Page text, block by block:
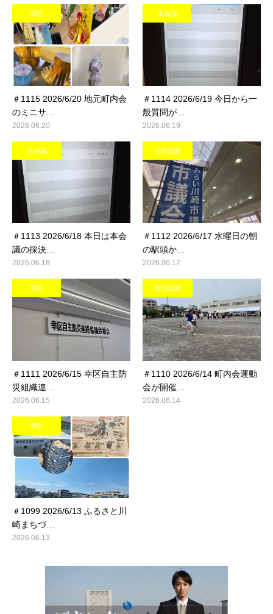
幸区
＃1115 2026/6/20 地元町内会
のミニサ…
2026.06.20
本会議
＃1114 2026/6/19 今日から一
般質問が…
2026.06.19
本会議
＃1113 2026/6/18 本日は本会
議の採決…
2026.06.18
街頭活動
＃1112 2026/6/17 水曜日の朝
の駅頭か…
2026.06.17
幸区
＃1111 2026/6/15 幸区自主防
災組織連…
2026.06.15
街頭活動
＃1110 2026/6/14 町内会運動
会が開催…
2026.06.14
幸区
＃1099 2026/6/13 ふるさと川
崎まちづ…
2026.06.13